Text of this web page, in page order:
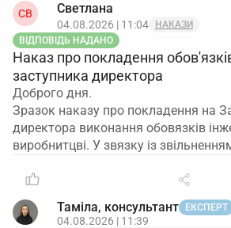
СВ Светлана
04.08.2026 | 11:04
НАКАЗИ
ВІДПОВІДЬ НАДАНО
Наказ про покладення
заступника директора
Доброго дня.
Зразок наказу про покладення на
директора виконання обовязків
виробнитцві. У звязку із
Таміла, консультант ЕКСПЕРТ
04.08.2026 | 11:39